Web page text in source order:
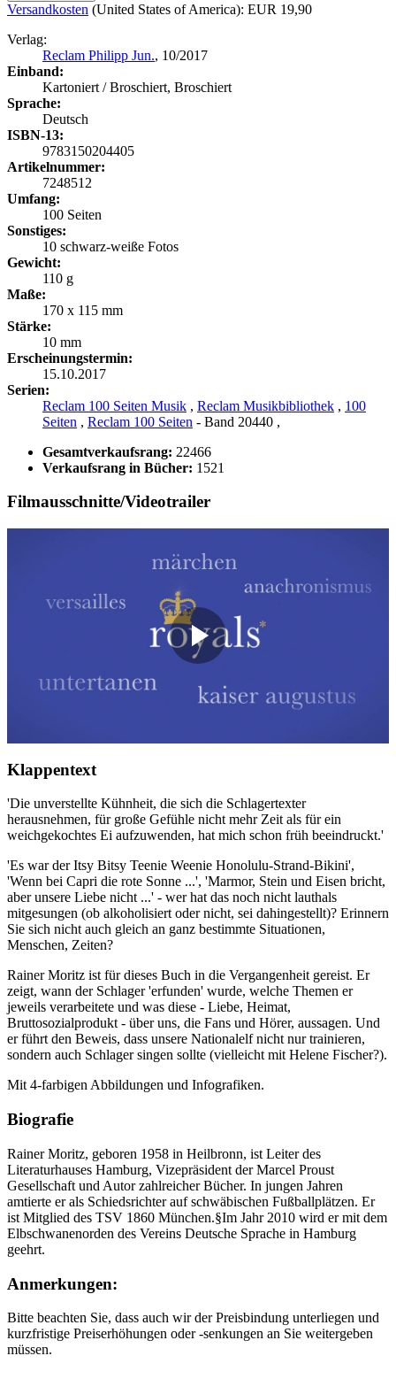
Versandkosten (United States of America): EUR 19,90
Verlag:
Reclam Philipp Jun., 10/2017
Einband:
Kartoniert / Broschiert, Broschiert
Sprache:
Deutsch
ISBN-13:
9783150204405
Artikelnummer:
7248512
Umfang:
100 Seiten
Sonstiges:
10 schwarz-weiße Fotos
Gewicht:
110 g
Maße:
170 x 115 mm
Stärke:
10 mm
Erscheinungstermin:
15.10.2017
Serien:
Reclam 100 Seiten Musik , Reclam Musikbibliothek , 100
Seiten , Reclam 100 Seiten - Band 20440 ,
Gesamtverkaufsrang: 22466
Verkaufsrang in Bücher: 1521
Filmausschnitte/Videotrailer
Sekunden
von
Sekunden
Klappentext
'Die unverstellte Kühnheit, die sich die Schlagertexter
herausnehmen, für große Gefühle nicht mehr Zeit als für ein
weichgekochtes Ei aufzuwenden, hat mich schon früh beeindruckt.'
'Es war der Itsy Bitsy Teenie Weenie Honolulu-Strand-Bikini',
'Wenn bei Capri die rote Sonne ...', 'Marmor, Stein und Eisen bricht,
aber unsere Liebe nicht ...' - wer hat das noch nicht lauthals
mitgesungen (ob alkoholisiert oder nicht, sei dahingestellt)? Erinnern
Sie sich nicht auch gleich an ganz bestimmte Situationen,
Menschen, Zeiten?
Rainer Moritz ist für dieses Buch in die Vergangenheit gereist. Er
zeigt, wann der Schlager 'erfunden' wurde, welche Themen er
jeweils verarbeitete und was diese - Liebe, Heimat,
Bruttosozialprodukt - über uns, die Fans und Hörer, aussagen. Und
er führt den Beweis, dass unsere Nationalelf nicht nur trainieren,
sondern auch Schlager singen sollte (vielleicht mit Helene Fischer?).
Mit 4-farbigen Abbildungen und Infografiken.
Biografie
Rainer Moritz, geboren 1958 in Heilbronn, ist Leiter des
Literaturhauses Hamburg, Vizepräsident der Marcel Proust
Gesellschaft und Autor zahlreicher Bücher. In jungen Jahren
amtierte er als Schiedsrichter auf schwäbischen Fußballplätzen. Er
ist Mitglied des TSV 1860 München.§Im Jahr 2010 wird er mit dem
Elbschwanenorden des Vereins Deutsche Sprache in Hamburg
geehrt.
Anmerkungen:
Bitte beachten Sie, dass auch wir der Preisbindung unterliegen und
kurzfristige Preiserhöhungen oder -senkungen an Sie weitergeben
müssen.